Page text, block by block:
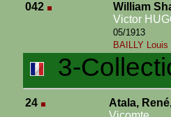
042
William
Victor
05/1913
BAILLY
3-
24
Atala,